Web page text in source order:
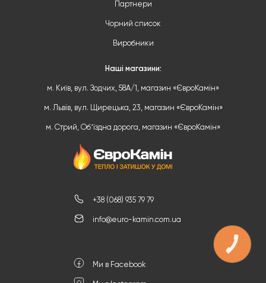
+38 (068) 935 79 79
info@euro-kamin.com.ua
Ми в Facebook
Партнери
Чорний список
Виробники
Наші магазини:
м. Київ, вул. Зодчих, 58А/1, магазин «ЄвроКамін»
м. Львів, вул. Щирецька, 23, магазин «ЄвроКамін»
м. Стрий, Обʼїздна дорога, магазин «ЄвроКамін»
КНОПКА
ЗВ'ЯЗКУ